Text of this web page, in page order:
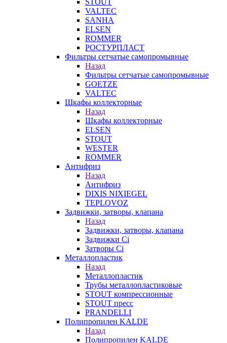
STOUT
VALTEC
SANHA
ELSEN
ROMMER
РОСТУРПЛАСТ
Фильтры сетчатые самопромывные
Назад
Фильтры сетчатые самопромывные
GOETZE
VALTEC
Шкафы коллекторные
Назад
Шкафы коллекторные
ELSEN
STOUT
WESTER
ROMMER
Антифриз
Назад
Антифриз
DIXIS NIXIEGEL
TEPLOVOZ
Задвижки, затворы, клапана
Назад
Задвижки, затворы, клапана
Задвижки Ci
Затворы Ci
Металлопластик
Назад
Металлопластик
Трубы металлопластиковые
STOUT компрессионные
STOUT пресс
PRANDELLI
Полипропилен KALDE
Назад
Полипропилен KALDE